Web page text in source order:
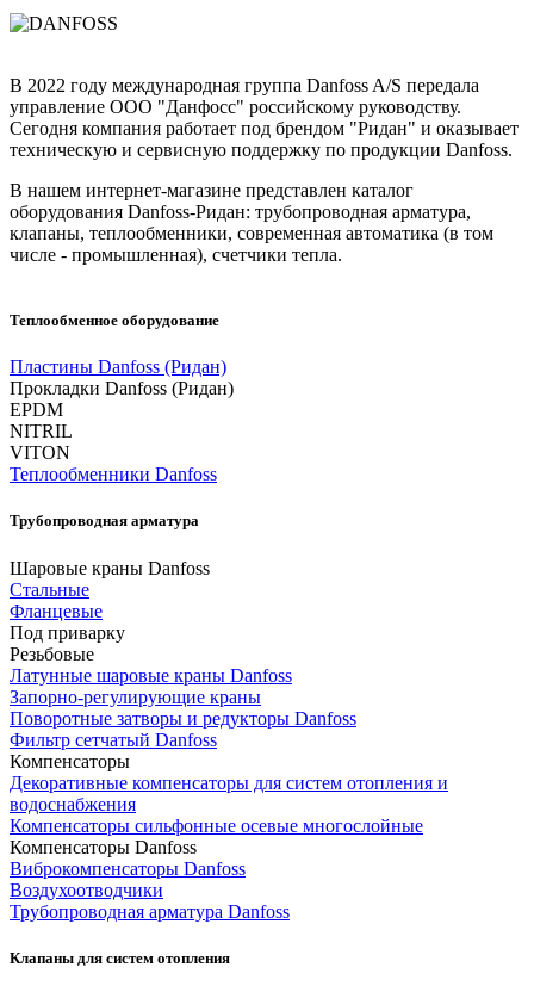
В 2022 году международная группа Danfoss A/S передала
управление ООО "Данфосс" российскому руководству.
Сегодня компания работает под брендом "Ридан" и оказывает
техническую и сервисную поддержку по продукции Danfoss.
В нашем интернет-магазине представлен каталог
оборудования Danfoss-Ридан: трубопроводная арматура,
клапаны, теплообменники, современная автоматика (в том
числе - промышленная), счетчики тепла.
Теплообменное оборудование
Пластины Danfoss (Ридан)
Прокладки Danfoss (Ридан)
EPDM
NITRIL
VITON
Теплообменники Danfoss
Трубопроводная арматура
Шаровые краны Danfoss
Cтальные
Фланцевые
Под приварку
Резьбовые
Латунные шаровые краны Danfoss
Запорно-регулирующие краны
Поворотные затворы и редукторы Danfoss
Фильтр сетчатый Danfoss
Компенсаторы
Декоративные компенсаторы для систем отопления и
водоснабжения
Компенсаторы сильфонные осевые многослойные
Компенсаторы Danfoss
Виброкомпенсаторы Danfoss
Воздухоотводчики
Трубопроводная арматура Danfoss
Клапаны для систем отопления